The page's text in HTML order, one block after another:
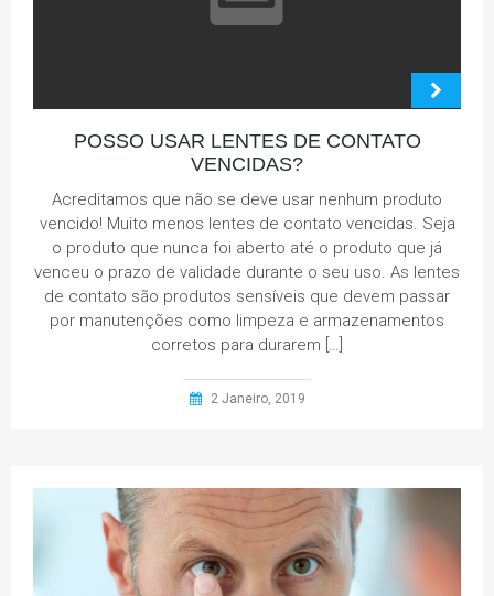
POSSO USAR LENTES DE CONTATO
VENCIDAS?
Acreditamos que não se deve usar nenhum produto
vencido! Muito menos lentes de contato vencidas. Seja
o produto que nunca foi aberto até o produto que já
venceu o prazo de validade durante o seu uso. As lentes
de contato são produtos sensíveis que devem passar
por manutenções como limpeza e armazenamentos
corretos para durarem […]
2 Janeiro, 2019